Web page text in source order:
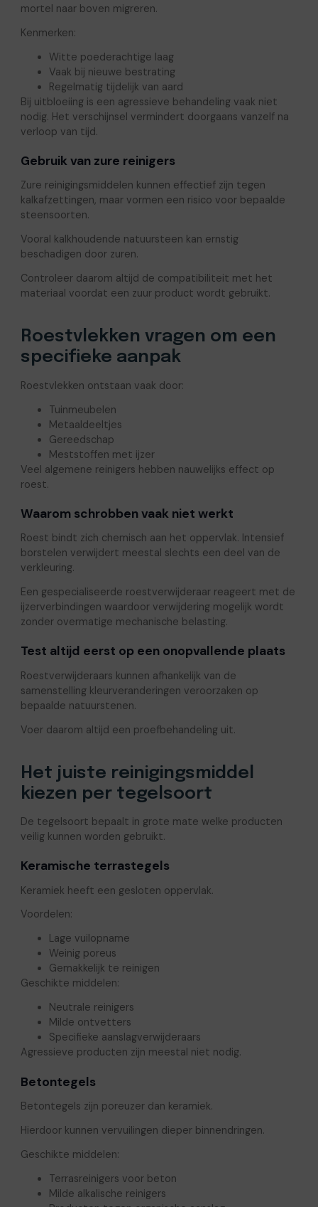
mortel naar boven migreren.
Kenmerken:
Witte poederachtige laag
Vaak bij nieuwe bestrating
Regelmatig tijdelijk van aard
Bij uitbloeiing is een agressieve behandeling vaak niet
nodig. Het verschijnsel vermindert doorgaans vanzelf na
verloop van tijd.
Gebruik van zure reinigers
Zure reinigingsmiddelen kunnen effectief zijn tegen
kalkafzettingen, maar vormen een risico voor bepaalde
steensoorten.
Vooral kalkhoudende natuursteen kan ernstig
beschadigen door zuren.
Controleer daarom altijd de compatibiliteit met het
materiaal voordat een zuur product wordt gebruikt.
Roestvlekken vragen om een
specifieke aanpak
Roestvlekken ontstaan vaak door:
Tuinmeubelen
Metaaldeeltjes
Gereedschap
Meststoffen met ijzer
Veel algemene reinigers hebben nauwelijks effect op
roest.
Waarom schrobben vaak niet werkt
Roest bindt zich chemisch aan het oppervlak. Intensief
borstelen verwijdert meestal slechts een deel van de
verkleuring.
Een gespecialiseerde roestverwijderaar reageert met de
ijzerverbindingen waardoor verwijdering mogelijk wordt
zonder overmatige mechanische belasting.
Test altijd eerst op een onopvallende plaats
Roestverwijderaars kunnen afhankelijk van de
samenstelling kleurveranderingen veroorzaken op
bepaalde natuurstenen.
Voer daarom altijd een proefbehandeling uit.
Het juiste reinigingsmiddel
kiezen per tegelsoort
De tegelsoort bepaalt in grote mate welke producten
veilig kunnen worden gebruikt.
Keramische terrastegels
Keramiek heeft een gesloten oppervlak.
Voordelen:
Lage vuilopname
Weinig poreus
Gemakkelijk te reinigen
Geschikte middelen:
Neutrale reinigers
Milde ontvetters
Specifieke aanslagverwijderaars
Agressieve producten zijn meestal niet nodig.
Betontegels
Betontegels zijn poreuzer dan keramiek.
Hierdoor kunnen vervuilingen dieper binnendringen.
Geschikte middelen:
Terrasreinigers voor beton
Milde alkalische reinigers